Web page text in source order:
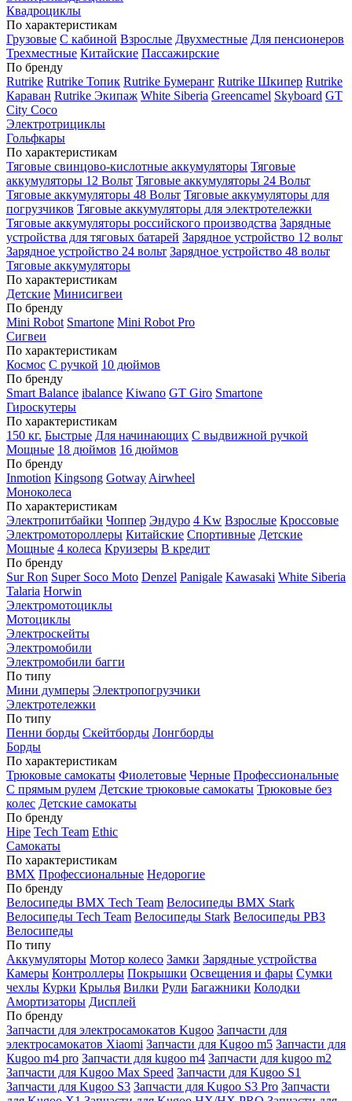
Квадроциклы
По характеристикам
Грузовые С кабиной Взрослые Двухместные Для пенсионеров
Трехместные Китайские Пассажирские
По бренду
Rutrike Rutrike Топик Rutrike Бумеранг Rutrike Шкипер Rutrike
Караван Rutrike Экипаж White Siberia Greencamel Skyboard GT
City Coco
Электротрициклы
Гольфкары
По характеристикам
Тяговые свинцово-кислотные аккумуляторы Тяговые
аккумуляторы 12 Вольт Тяговые аккумуляторы 24 Вольт
Тяговые аккумуляторы 48 Вольт Тяговые аккумуляторы для
погрузчиков Тяговые аккумуляторы для электротележки
Тяговые аккумуляторы российского производства Зарядные
устройства для тяговых батарей Зарядное устройство 12 вольт
Зарядное устройство 24 вольт Зарядное устройство 48 вольт
Тяговые аккумуляторы
По характеристикам
Детские Минисигвеи
По бренду
Mini Robot Smartone Mini Robot Pro
Сигвеи
По характеристикам
Космос С ручкой 10 дюймов
По бренду
Smart Balance ibalance Kiwano GT Giro Smartone
Гироскутеры
По характеристикам
150 кг. Быстрые Для начинающих С выдвижной ручкой
Мощные 18 дюймов 16 дюймов
По бренду
Inmotion Kingsong Gotway Airwheel
Моноколеса
По характеристикам
Электропитбайки Чоппер Эндуро 4 Kw Взрослые Кроссовые
Электромотороллеры Китайские Спортивные Детские
Мощные 4 колеса Круизеры В кредит
По бренду
Sur Ron Super Soco Moto Denzel Panigale Kawasaki White Siberia
Talaria Horwin
Электромотоциклы
Мотоциклы
Электроскейты
Электромобили
Электромобили багги
По типу
Мини думперы Электропогрузчики
Электротележки
По типу
Пенни борды Скейтборды Лонгборды
Борды
По характеристикам
Трюковые самокаты Фиолетовые Черные Профессиональные
С прямым рулем Детские трюковые самокаты Трюковые без
колес Детские самокаты
По бренду
Hipe Tech Team Ethic
Самокаты
По характеристикам
BMX Профессиональные Недорогие
По бренду
Велосипеды BMX Tech Team Велосипеды BMX Stark
Велосипеды Tech Team Велосипеды Stark Велосипеды РВЗ
Велосипеды
По типу
Аккумуляторы Мотор колесо Замки Зарядные устройства
Камеры Контроллеры Покрышки Освещения и фары Сумки
чехлы Курки Крылья Вилки Рули Багажники Колодки
Амортизаторы Дисплей
По бренду
Запчасти для электросамокатов Kugoo Запчасти для
электросамокатов Xiaomi Запчасти для Kugoo m5 Запчасти для
Кugoo m4 pro Запчасти для kugoo m4 Запчасти для kugoo m2
Запчасти для Kugoo Max Speed Запчасти для Kugoo S1
Запчасти для Kugoo S3 Запчасти для Kugoo S3 Pro Запчасти